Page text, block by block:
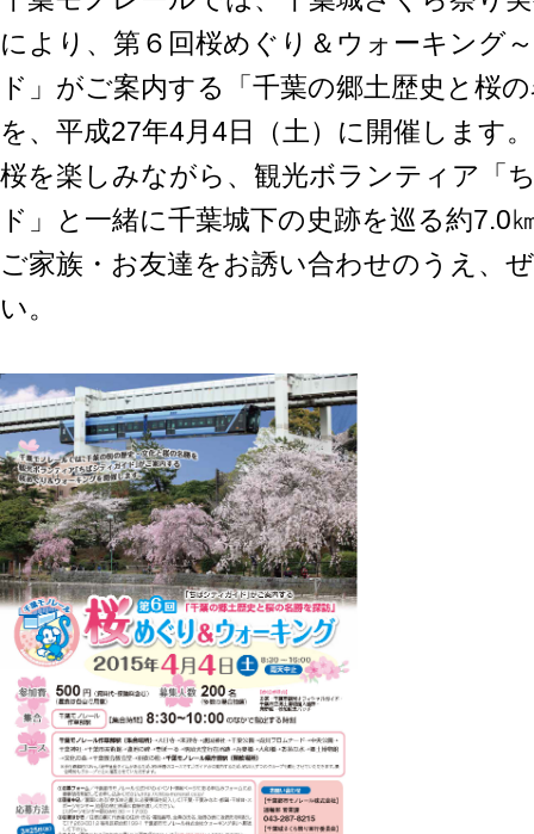
により、第６回桜めぐり＆ウォーキング
ド」がご案内する「千葉の郷土歴史と桜
を、平成27年4月4日（土）に開催します。
桜を楽しみながら、観光ボランティア「
ド」と一緒に千葉城下の史跡を巡る約7.0
ご家族・お友達をお誘い合わせのうえ、
い。